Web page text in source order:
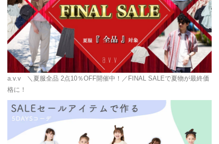
a.v.v ＼夏服全品 2点10％OFF開催中！／FINAL SALEで夏物が最終価
格に！